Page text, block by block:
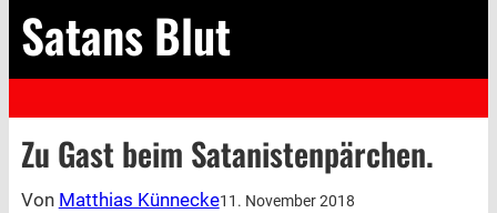
Satans Blut
Zu Gast beim Satanistenpärchen.
Von Matthias Künnecke11. November 2018